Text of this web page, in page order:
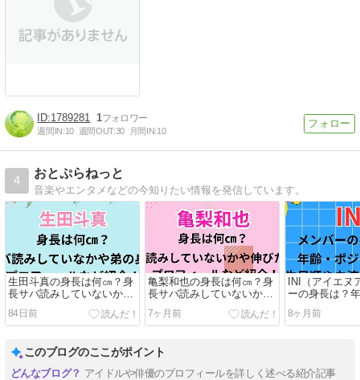
1789281 1
週間IN:10 週間OUT:30 月間IN:10
4
おとぷらねっと
音楽やエンタメなどの今知りたい情報を発信しています。
生田斗真の身長は何㎝？身
長サバ読みしていないか共
演者と比較や弟の身長・年
齢・プロフィールなど紹
84日前
亀梨和也の身長は何㎝？身
長サバ読みしていないか共
演者と比較・身長伸びたの
かやプロフィールなど紹
7ヶ月前
INI（アイエヌ
ーの身長は？
ション・誕生
など紹介！
8ヶ月前
このブログのここがポイント
アイドルや俳優のプロフィールを詳しく述べる紹介記事